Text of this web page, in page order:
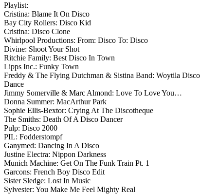
Playlist:
Cristina: Blame It On Disco
Bay City Rollers: Disco Kid
Cristina: Disco Clone
Whirlpool Productions: From: Disco To: Disco
Divine: Shoot Your Shot
Ritchie Family: Best Disco In Town
Lipps Inc.: Funky Town
Freddy & The Flying Dutchman & Sistina Band: Woytila Disco
Dance
Jimmy Somerville & Marc Almond: Love To Love You…
Donna Summer: MacArthur Park
Sophie Ellis-Bextor: Crying At The Discotheque
The Smiths: Death Of A Disco Dancer
Pulp: Disco 2000
PIL: Fodderstompf
Ganymed: Dancing In A Disco
Justine Electra: Nippon Darkness
Munich Machine: Get On The Funk Train Pt. 1
Garcons: French Boy Disco Edit
Sister Sledge: Lost In Music
Sylvester: You Make Me Feel Mighty Real